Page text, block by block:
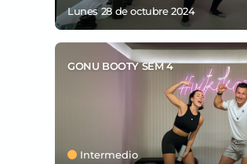
lunes 28deoctubre 2024
GONU BOOTY SEM 4
Intermedio